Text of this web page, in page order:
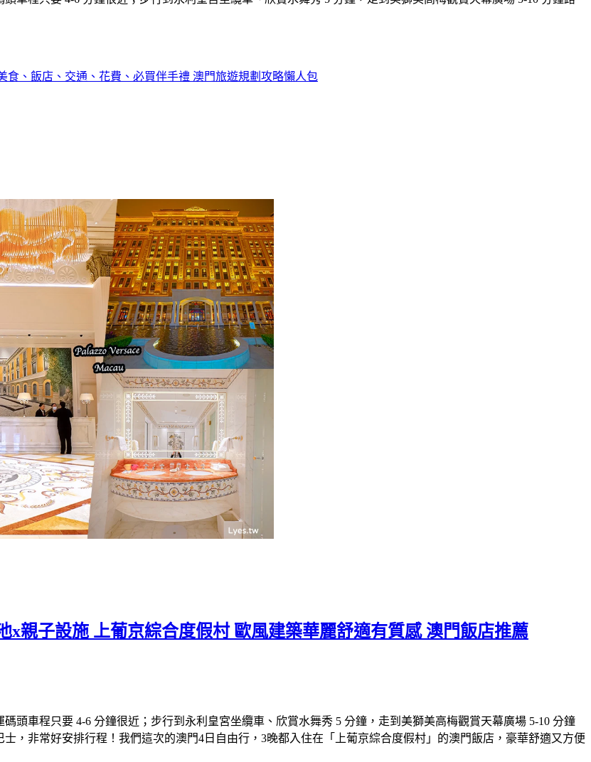
、飯店、交通、花費、必買伴手禮 澳門旅遊規劃攻略懶人包
x親子設施 上葡京綜合度假村 歐風建築華麗舒適有質感 澳門飯店推薦
頭車程只要 4-6 分鐘很近；步行到永利皇宮坐纜車、欣賞水舞秀 5 分鐘，走到美獅美高梅觀賞天幕廣場 5-10 分鐘
，非常好安排行程！我們這次的澳門4日自由行，3晚都入住在「上葡京綜合度假村」的澳門飯店，豪華舒適又方便